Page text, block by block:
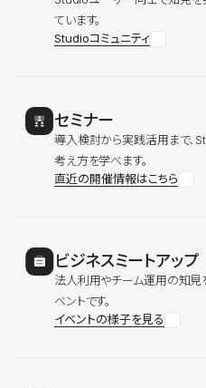
ています。
Studioコミュニティ
セミナー
導入検討から実践活用まで、
考え方を学べます。
直近の開催情報はこちら
ビジネスミートアップ
法人利用やチーム運用の知見
ベントです。
イベントの様子を見る